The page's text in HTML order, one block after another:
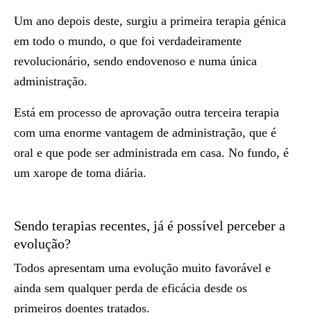
Um ano depois deste, surgiu a primeira terapia génica
em todo o mundo, o que foi verdadeiramente
revolucionário, sendo endovenoso e numa única
administração.
Está em processo de aprovação outra terceira terapia
com uma enorme vantagem de administração, que é
oral e que pode ser administrada em casa. No fundo, é
um xarope de toma diária.
Sendo terapias recentes, já é possível perceber a
evolução?
Todos apresentam uma evolução muito favorável e
ainda sem qualquer perda de eficácia desde os
primeiros doentes tratados.